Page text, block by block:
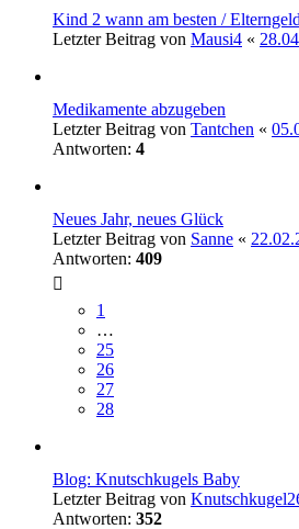
Kind 2 wann am besten / Elterngeld
Letzter Beitrag von Mausi4 «
Medikamente abzugeben
Letzter Beitrag von Tantchen «
Antworten: 4
Neues Jahr, neues Glück
Letzter Beitrag von Sanne «
Antworten: 409
1
…
25
26
27
28
Blog: Knutschkugels Baby
Letzter Beitrag von
Antworten: 352